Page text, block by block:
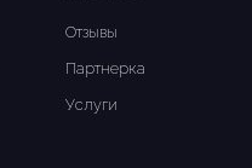
Отзывы
Партнерка
Услуги